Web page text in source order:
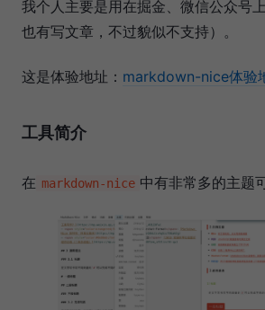
我个人主要是用在掘金、微信公众号
也有写文章，不过貌似不支持）。
这是体验地址： markdown-nice体验
工具简介
在 markdown-nice 中有非常多的主题